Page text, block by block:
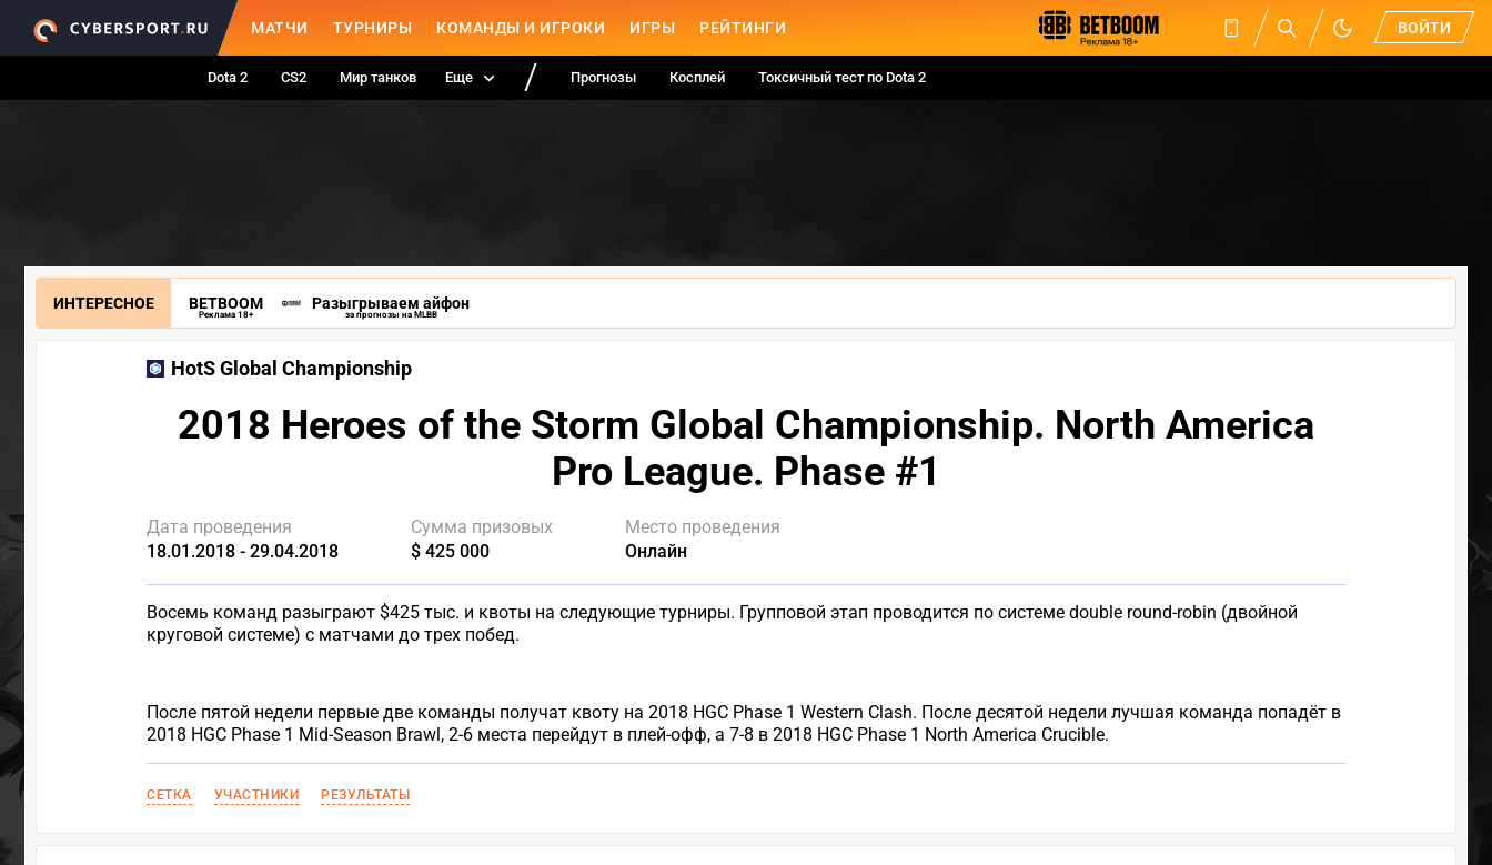
МАТЧИ ТУРНИРЫ КОМАНДЫ И ИГРОКИ ИГРЫ РЕЙТИНГИ ВОЙТИ
Dota 2 CS2 Мир танков Еще Прогнозы Косплей Токсичный тест по Dota 2
ИНТЕРЕСНОЕ BETBOOM
Реклама 18+
Разыгрываем айфон
за прогнозы на MLBB
HotS Global Championship
2018 Heroes of the Storm Global Championship. North America
Pro League. Phase #1
Дата проведения
18.01.2018 - 29.04.2018
Сумма призовых
$ 425 000
Место проведения
Онлайн
Восемь команд разыграют $425 тыс. и квоты на следующие турниры. Групповой этап проводится по системе double round-robin (двойной
круговой системе) с матчами до трех побед.
После пятой недели первые две команды получат квоту на 2018 HGC Phase 1 Western Clash. После десятой недели лучшая команда попадёт в
2018 HGC Phase 1 Mid-Season Brawl, 2-6 места перейдут в плей-офф, а 7-8 в 2018 HGC Phase 1 North America Crucible.
СЕТКА УЧАСТНИКИ РЕЗУЛЬТАТЫ